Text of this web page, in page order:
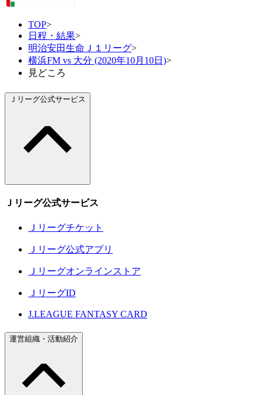
TOP>
日程・結果>
明治安田生命Ｊ１リーグ>
横浜FM vs 大分 (2020年10月10日)>
見どころ
Ｊリーグ公式サービス
Ｊリーグ公式サービス
Ｊリーグチケット
Ｊリーグ公式アプリ
Ｊリーグオンラインストア
ＪリーグID
J.LEAGUE FANTASY CARD
運営組織・活動紹介